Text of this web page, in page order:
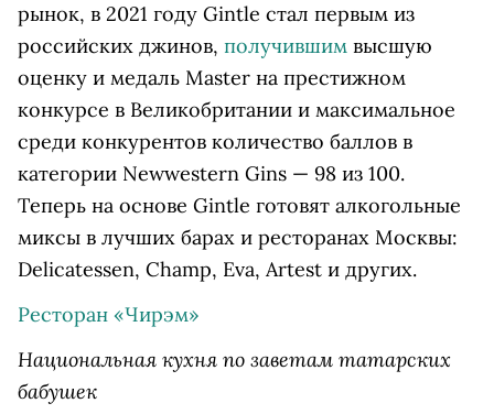
рынок, в 2021 году Gintle стал первым из
российских джинов, получившим высшую
оценку и медаль Master на престижном
конкурсе в Великобритании и максимальное
среди конкурентов количество баллов в
категории Newwestern Gins — 98 из 100.
Теперь на основе Gintle готовят алкогольные
миксы в лучших барах и ресторанах Москвы:
Delicatessen, Champ, Eva, Artest и других.
Ресторан «Чирэм»
Национальная кухня по заветам татарских
бабушек